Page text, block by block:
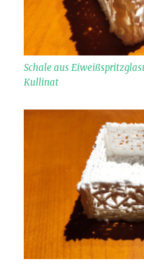
Schale aus
Kullinat